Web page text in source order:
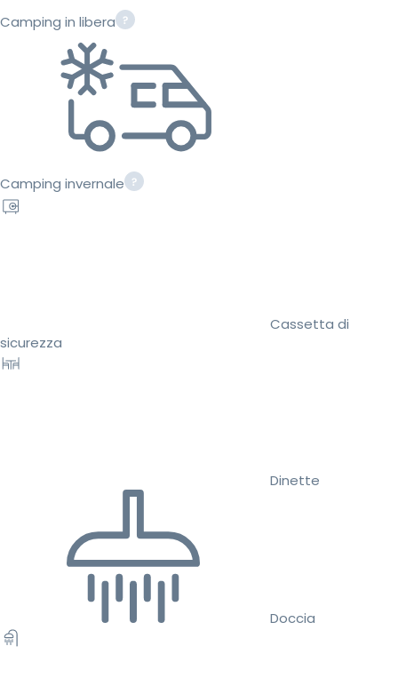
Camping in libera
Camping invernale
Cassetta di
sicurezza
Dinette
Doccia